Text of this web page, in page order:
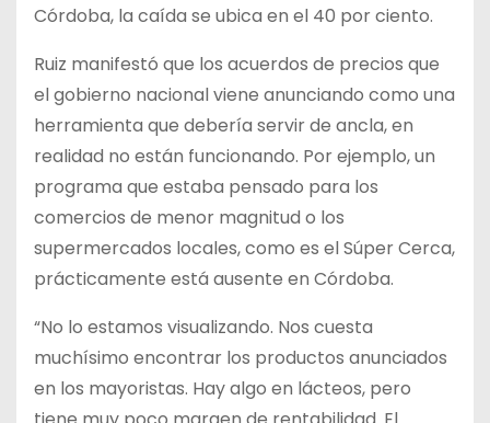
Córdoba, la caída se ubica en el 40 por ciento.
Ruiz manifestó que los acuerdos de precios que
el gobierno nacional viene anunciando como una
herramienta que debería servir de ancla, en
realidad no están funcionando. Por ejemplo, un
programa que estaba pensado para los
comercios de menor magnitud o los
supermercados locales, como es el Súper Cerca,
prácticamente está ausente en Córdoba.
“No lo estamos visualizando. Nos cuesta
muchísimo encontrar los productos anunciados
en los mayoristas. Hay algo en lácteos, pero